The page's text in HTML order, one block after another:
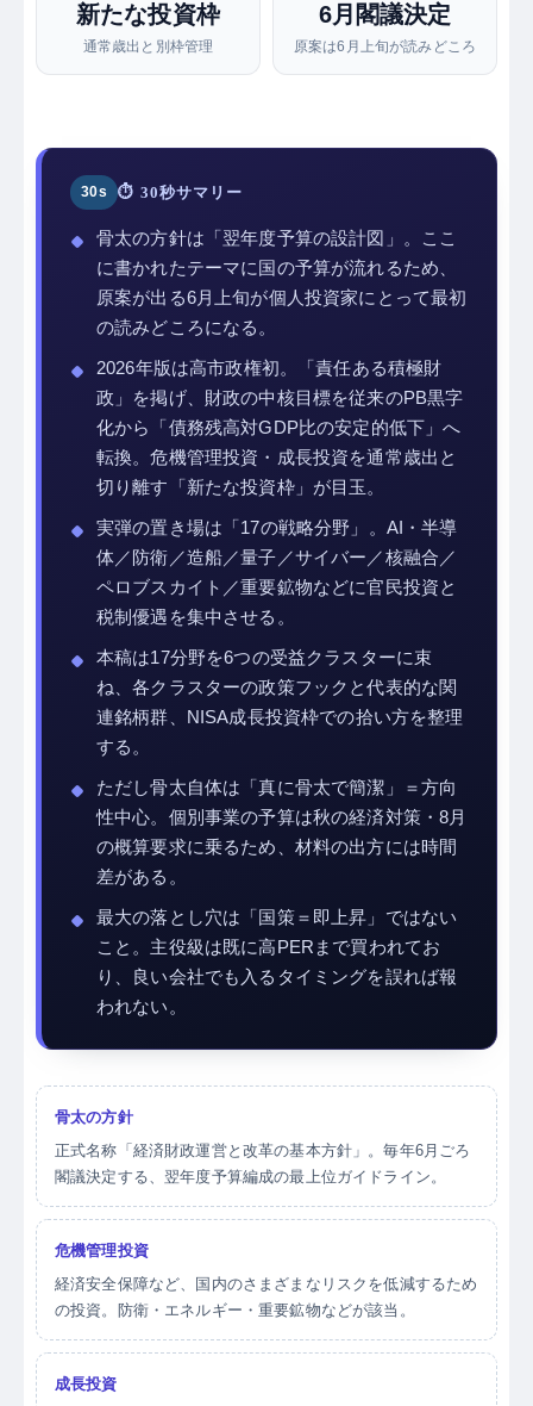
新たな投資枠
通常歳出と別枠管理
6月閣議決定
原案は6月上旬が読みどころ
⏱ 30秒サマリー
骨太の方針は「翌年度予算の設計図」。ここ
に書かれたテーマに国の予算が流れるため、
原案が出る6月上旬が個人投資家にとって最初
の読みどころになる。
2026年版は高市政権初。「責任ある積極財
政」を掲げ、財政の中核目標を従来のPB黒字
化から「債務残高対GDP比の安定的低下」へ
転換。危機管理投資・成長投資を通常歳出と
切り離す「新たな投資枠」が目玉。
実弾の置き場は「17の戦略分野」。AI・半導
体／防衛／造船／量子／サイバー／核融合／
ペロブスカイト／重要鉱物などに官民投資と
税制優遇を集中させる。
本稿は17分野を6つの受益クラスターに束
ね、各クラスターの政策フックと代表的な関
連銘柄群、NISA成長投資枠での拾い方を整理
する。
ただし骨太自体は「真に骨太で簡潔」＝方向
性中心。個別事業の予算は秋の経済対策・8月
の概算要求に乗るため、材料の出方には時間
差がある。
最大の落とし穴は「国策＝即上昇」ではない
こと。主役級は既に高PERまで買われてお
り、良い会社でも入るタイミングを誤れば報
われない。
骨太の方針
正式名称「経済財政運営と改革の基本方針」。毎年6月ごろ
閣議決定する、翌年度予算編成の最上位ガイドライン。
危機管理投資
経済安全保障など、国内のさまざまなリスクを低減するため
の投資。防衛・エネルギー・重要鉱物などが該当。
成長投資